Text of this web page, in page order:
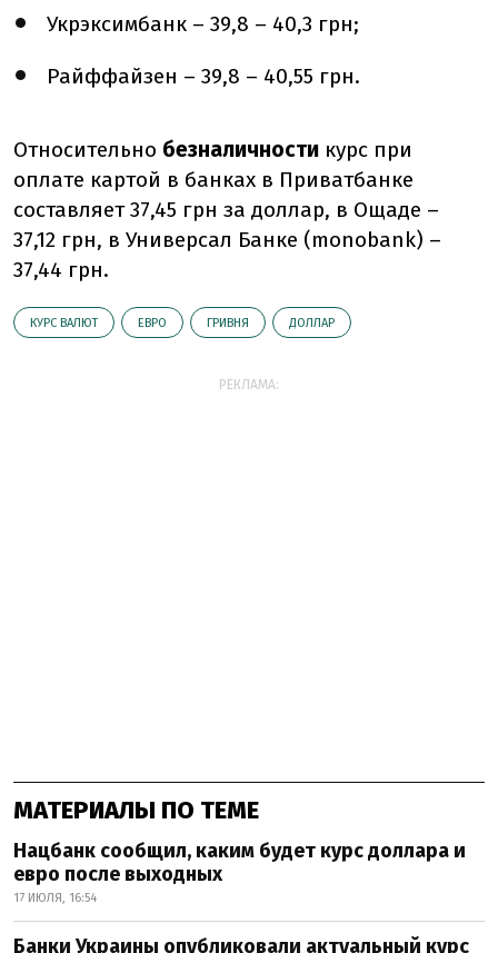
Укрэксимбанк – 39,8 – 40,3 грн;
Райффайзен – 39,8 – 40,55 грн.
Относительно безналичности курс при
оплате картой в банках в Приватбанке
составляет 37,45 грн за доллар, в Ощаде –
37,12 грн, в Универсал Банке (monobank) –
37,44 грн.
КУРС ВАЛЮТ ЕВРО ГРИВНЯ ДОЛЛАР
РЕКЛАМА:
МАТЕРИАЛЫ ПО ТЕМЕ
Нацбанк сообщил, каким будет курс доллара и
евро после выходных
17 ИЮЛЯ, 16:54
Банки Украины опубликовали актуальный курс